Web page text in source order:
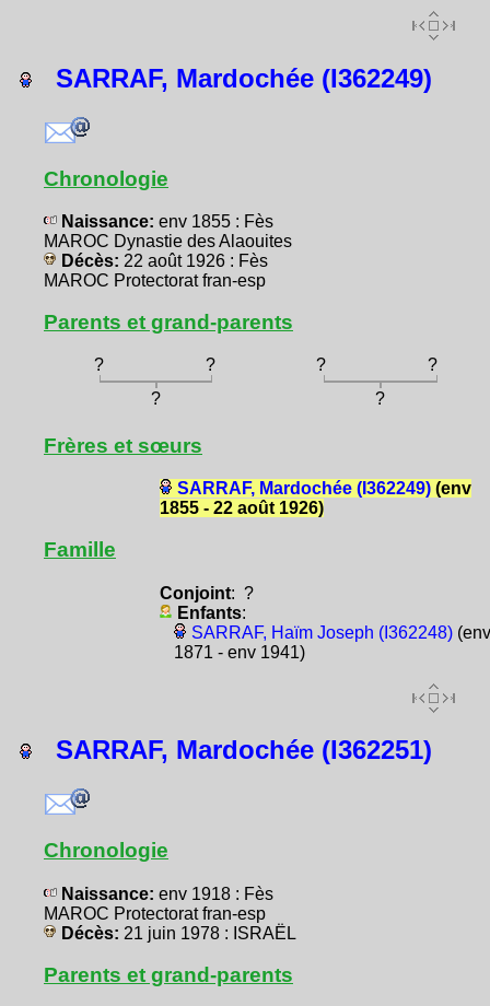
SARRAF, Mardochée (I362249)
Chronologie
Naissance: env 1855 : Fès
MAROC Dynastie des Alaouites
Décès: 22 août 1926 : Fès
MAROC Protectorat fran-esp
Parents et grand-parents
? ? ?
?
?
?
Frères et sœurs
SARRAF, Mardochée (I362249)(env
1855 - 22 août 1926)
Famille
Conjoint: ?
Enfants:
SARRAF, Haïm Joseph (I362248)(env
1871 - env 1941)
SARRAF, Mardochée (I362251)
Chronologie
Naissance: env 1918 : Fès
MAROC Protectorat fran-esp
Décès: 21 juin 1978 : ISRAËL
Parents et grand-parents